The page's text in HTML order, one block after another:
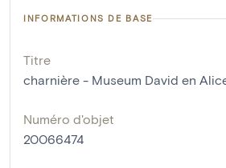
INFORMATIONS DE BASE
Titre
charnière - Museum David en
Numéro d'objet
20066474